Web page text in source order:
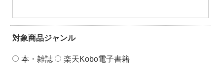
対象商品ジャンル
本・雑誌 楽天Kobo電子書籍